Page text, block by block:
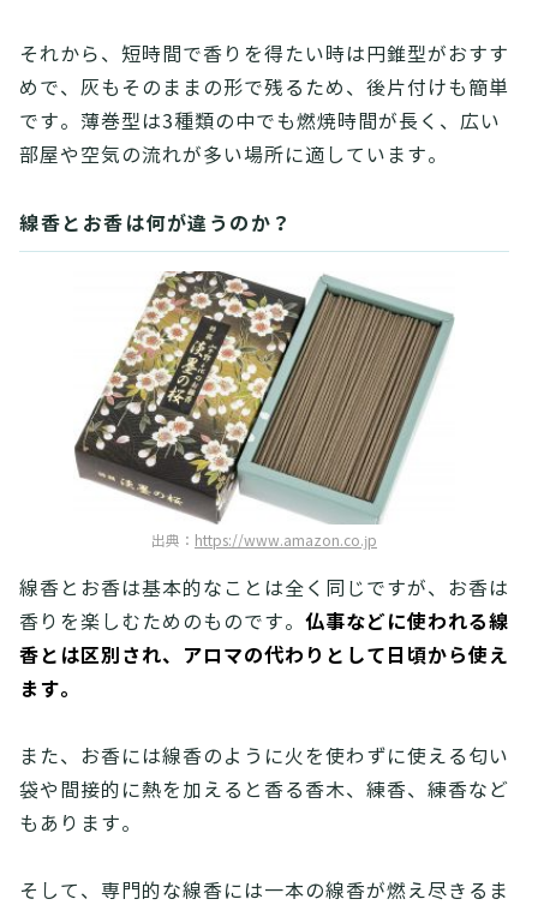
それから、短時間で香りを得たい時は円錐型がおすす
めで、灰もそのままの形で残るため、後片付けも簡単
です。薄巻型は3種類の中でも燃焼時間が長く、広い
部屋や空気の流れが多い場所に適しています。
線香とお香は何が違うのか？
出典： https://www.amazon.co.jp
線香とお香は基本的なことは全く同じですが、お香は
香りを楽しむためのものです。 仏事などに使われる線
香とは区別され、アロマの代わりとして日頃から使え
ます。
また、お香には線香のように火を使わずに使える匂い
袋や間接的に熱を加えると香る香木、練香、練香など
もあります。
そして、専門的な線香には一本の線香が燃え尽きるま